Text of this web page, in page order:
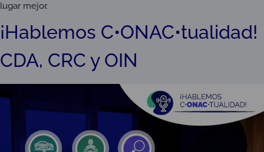
lugar mejor.
¡Hablemos C•ONAC•tualidad!
CDA, CRC y OIN